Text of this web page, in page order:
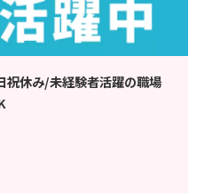
祝休み/未経験者活躍の職場